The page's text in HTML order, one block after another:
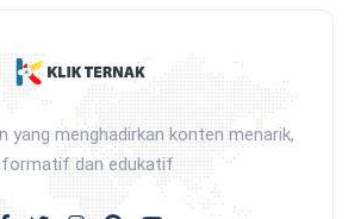
yang menghadirkan konten menarik,
dan edukatif